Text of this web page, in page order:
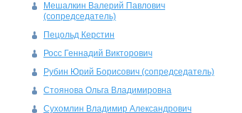
Мешалкин Валерий Павлович
(сопредседатель)
Пецольд Керстин
Росс Геннадий Викторович
Рубин Юрий Борисович (сопредседатель)
Стоянова Ольга Владимировна
Сухомлин Владимир Александрович